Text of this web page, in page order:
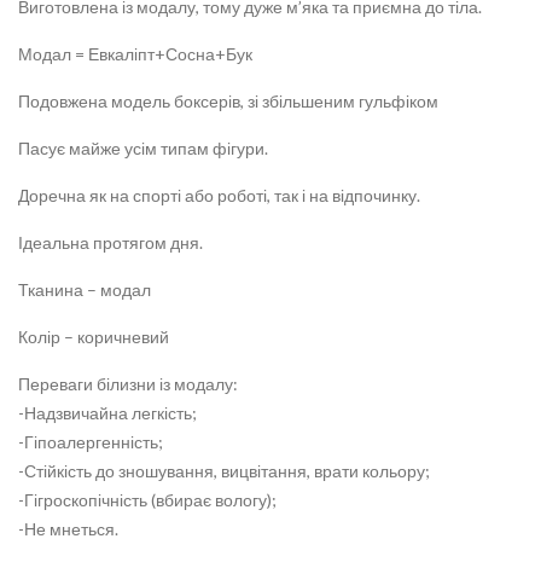
Виготовлена із модалу, тому дуже м’яка та приємна до тіла.
Модал = Евкаліпт+Сосна+Бук
Подовжена модель боксерів, зі збільшеним гульфіком
Пасує майже усім типам фігури.
Доречна як на спорті або роботі, так і на відпочинку.
Ідеальна протягом дня.
Тканина – модал
Колір – коричневий
Переваги білизни із модалу:
-Надзвичайна легкість;
-Гіпоалергенність;
-Стійкість до зношування, вицвітання, врати кольору;
-Гігроскопічність (вбирає вологу);
-Не мнеться.